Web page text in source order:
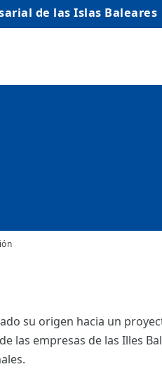
de las Islas Baleares
su origen hacia un
las empresas de las Illes